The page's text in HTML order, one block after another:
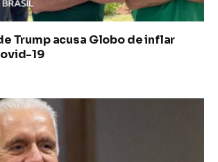
Trump acusa Globo de inflar
19